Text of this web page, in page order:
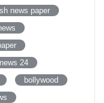
news paper
24
bollywood